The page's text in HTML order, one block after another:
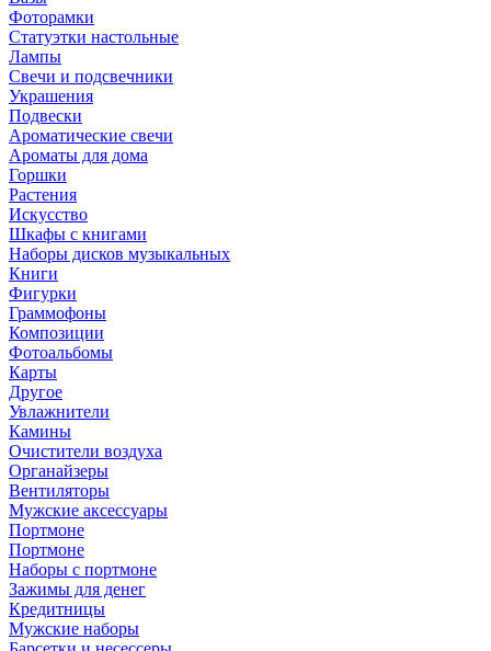
Фоторамки
Статуэтки настольные
Лампы
Свечи и подсвечники
Украшения
Подвески
Ароматические свечи
Ароматы для дома
Горшки
Растения
Искусство
Шкафы с книгами
Наборы дисков музыкальных
Книги
Фигурки
Граммофоны
Композиции
Фотоальбомы
Карты
Другое
Увлажнители
Камины
Очистители воздуха
Органайзеры
Вентиляторы
Мужские аксессуары
Портмоне
Портмоне
Наборы с портмоне
Зажимы для денег
Кредитницы
Мужские наборы